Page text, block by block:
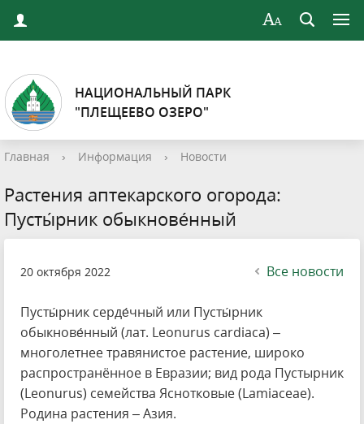
НАЦИОНАЛЬНЫЙ ПАРК
"ПЛЕЩЕЕВО ОЗЕРО"
Главная › Информация › Новости
Растения аптекарского огорода:
Пусты́рник обыкнове́нный
20 октября 2022 Все новости
Пусты́рник серде́чный или Пусты́рник
обыкнове́нный (лат. Leonurus cardiaca) –
многолетнее травянистое растение, широко
распространённое в Евразии; вид рода Пустырник
(Leonurus) семейства Яснотковые (Lamiaceae).
Родина растения – Азия.